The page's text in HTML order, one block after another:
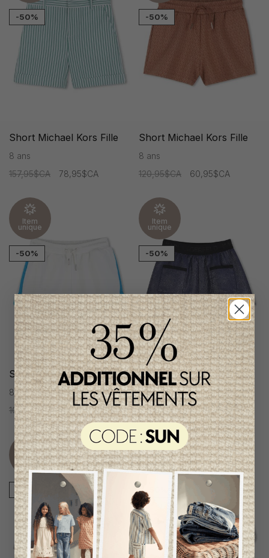
-50%
Short Michael Kors Fille
8 ans
157,95$CA
78,95$CA
-50%
Short Michael Kors Fille
8 ans
120,95$CA
60,95$CA
Item
unique
-50%
Short Michael Kors Fille
8 ans
107,95$CA
53,95$CA
Item
unique
-50%
Short Karl Lagerfeld Fille
8 ans
175,95$CA
87,95$CA
Item
unique
-50%
Item
unique